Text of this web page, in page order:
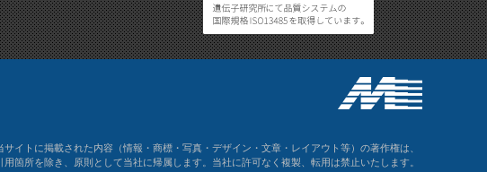
サイトに掲載された内容（情報・商標・写真・デザイン・文章・レイアウト等）の著作権は、
用箇所を除き、原則として当社に帰属します。当社に許可なく複製、転用は禁止いたします。